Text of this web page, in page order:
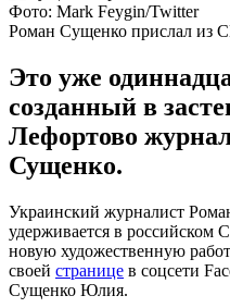
Фото: Mark Feygin/Twitter
Роман Сущенко прислал из
Это уже
созданный в
Лефортово
Сущенко.
Украинский журналист
удерживается в
новую художественную
своей странице в соцсети
Сущенко Юлия.